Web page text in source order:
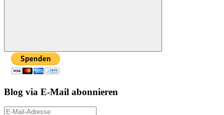
Suchen
Blog via E-Mail abonnieren
E-